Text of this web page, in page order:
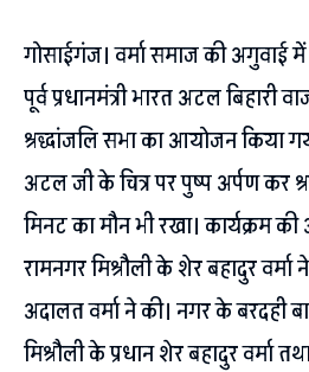
गोसाईगंज। वर्मा समाज की अगुवाई में
पूर्व प्रधानमंत्री भारत अटल बिहारी
श्रद्धांजलि सभा का आयोजन किया
अटल जी के चित्र पर पुष्प अर्पण कर
मिनट का मौन भी रखा। कार्यक्रम की
रामनगर मिश्रौली के शेर बहादुर
अदालत वर्मा ने की। नगर के बरदही
मिश्रौली के प्रधान शेर बहादुर वर्मा